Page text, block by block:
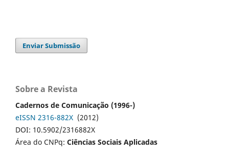
Enviar Submissão
Sobre a Revista
Cadernos de Comunicação (1996-)
eISSN 2316-882X (2012)
DOI: 10.5902/2316882X
Área do CNPq: Ciências Sociais Aplicadas